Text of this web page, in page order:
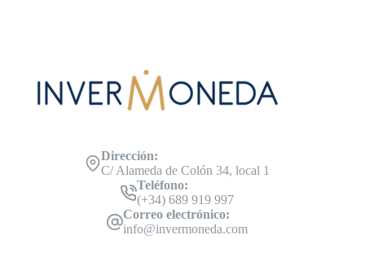
Dirección:
C/ Alameda de Colón 34, local 1
Teléfono:
(+34) 689 919 997
Correo electrónico:
info@invermoneda.com